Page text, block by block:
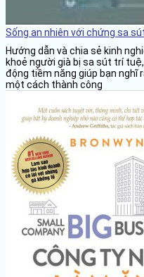
Sống an nhiên với chứng sa
Hướng dẫn và chia sẻ kinh
khoẻ người già bị sa sút trí
động tiềm năng giúp bạn nghĩ
một cách thành công